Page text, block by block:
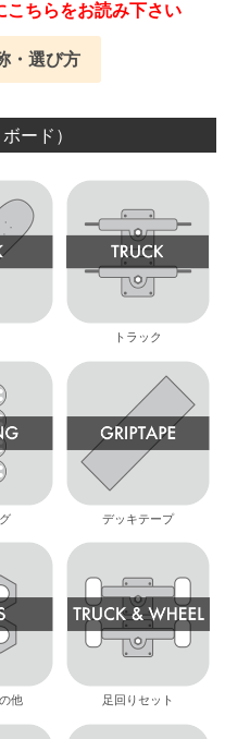
こちらをお読み下さい
・選び方
ード）
トラック
デッキテープ
他 足回りセット